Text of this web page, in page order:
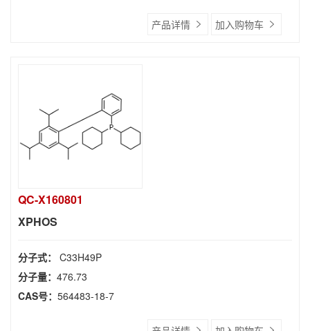
产品详情 加入购物车
QC-X160801
XPHOS
分子式： C33H49P
分子量： 476.73
CAS号： 564483-18-7